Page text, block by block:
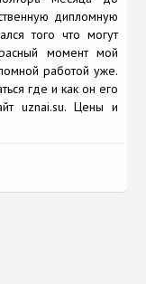
дипломную
того что могут
момент мой
работой уже.
где и как он его
uznai.su. Цены и